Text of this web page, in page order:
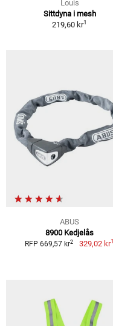
Louis
Sittdyna i mesh
219,60 kr1
ABUS
8900 Kedjelås
RFP 669,57 kr2 329,02 kr1